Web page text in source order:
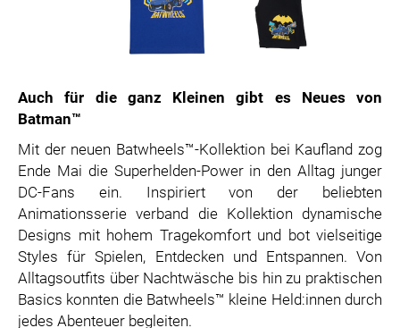
Auch für die ganz Kleinen gibt es Neues von
Batman™
Mit der neuen Batwheels™-Kollektion bei Kaufland zog
Ende Mai die Superhelden-Power in den Alltag junger
DC-Fans ein. Inspiriert von der beliebten
Animationsserie verband die Kollektion dynamische
Designs mit hohem Tragekomfort und bot vielseitige
Styles für Spielen, Entdecken und Entspannen. Von
Alltagsoutfits über Nachtwäsche bis hin zu praktischen
Basics konnten die Batwheels™ kleine Held:innen durch
jedes Abenteuer begleiten.